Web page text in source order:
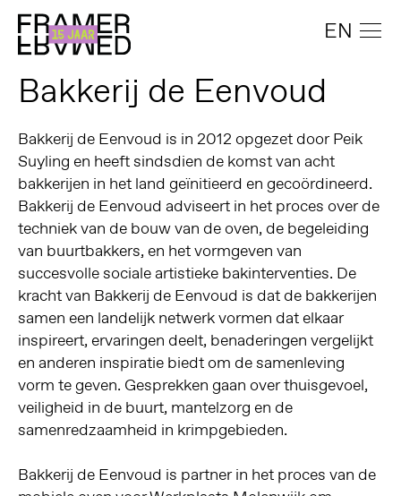
EN
Bakkerij de Eenvoud
Bakkerij de Eenvoud is in 2012 opgezet door Peik
Suyling en heeft sindsdien de komst van acht
bakkerijen in het land geïnitieerd en gecoördineerd.
Bakkerij de Eenvoud adviseert in het proces over de
techniek van de bouw van de oven, de begeleiding
van buurtbakkers, en het vormgeven van
succesvolle sociale artistieke bakinterventies. De
kracht van Bakkerij de Eenvoud is dat de bakkerijen
samen een landelijk netwerk vormen dat elkaar
inspireert, ervaringen deelt, benaderingen vergelijkt
en anderen inspiratie biedt om de samenleving
vorm te geven. Gesprekken gaan over thuisgevoel,
veiligheid in de buurt, mantelzorg en de
samenredzaamheid in krimpgebieden.
Bakkerij de Eenvoud is partner in het proces van de